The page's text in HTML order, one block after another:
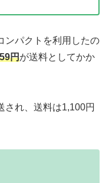
ンパクトを利用したの
円が送料としてかか
され、送料は1,100円